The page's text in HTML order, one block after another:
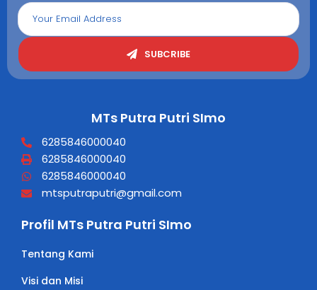
SUBCRIBE
MTs Putra Putri SImo
6285846000040
6285846000040
6285846000040
mtsputraputri@gmail.com
Profil MTs Putra Putri SImo
Tentang Kami
Visi dan Misi